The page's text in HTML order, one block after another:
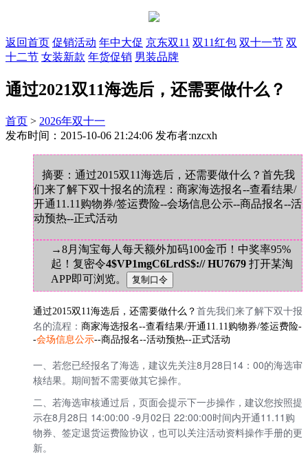
返回首页 促销活动 年中大促 京东双11 双11红包 双十一节 双
十二节 女装新款 年货促销 男装品牌
通过2021双11海选后，还需要做什么？
首页 > 2026年双十一
发布时间：2015-10-06 21:24:06 发布者:nzcxh
摘要：通过2015双11海选后，还需要做什么？首先我
们来了解下双十报名的流程：商家海选报名--查看结果/
开通11.11购物券/签运费险--会场信息公示--商品报名--活
动预热--正式活动
→8月淘宝每人每天额外加码100金币！中奖率95%
起！复密令4$VP1mgC6LrdS$:// HU7679 打开某淘
APP即可浏览。
通过2015双11海选后，还需要做什么？ 首先我们来了解下双十报
名的流程： 商家海选报名--查看结果/开通11.11购物券/签运费险-
-会场信息公示--商品报名--活动预热--正式活动
一、若您已经报名了海选，建议先关注8 月28日14 ： 00的海选审
核结果。期间暂不需要做其它操作。
二、若海选审核通过后，页面会提示下一步操作，建议您按照提
示在8月28日 14:00:00 -9月02日 22:00:00时间内开通11.11购
物券、签定退货运费险协议，也可以关注活动资料操作手册的更
新。